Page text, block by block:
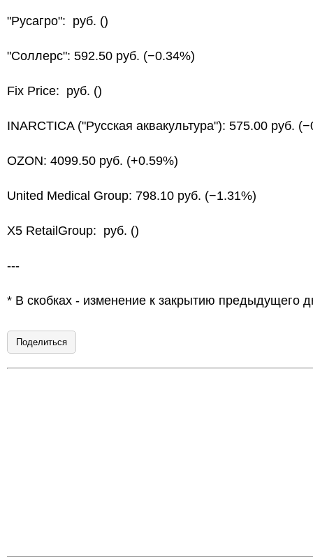
"Русагро": руб. ()
"Соллерс": 592.50 руб. (−0.34%)
Fix Price: руб. ()
INARCTICA ("Русская аквакультура"): 575.00 руб.
OZON: 4099.50 руб. (+0.59%)
United Medical Group: 798.10 руб. (−1.31%)
X5 RetailGroup: руб. ()
---
* В скобках - изменение к закрытию предыдущего
Поделиться